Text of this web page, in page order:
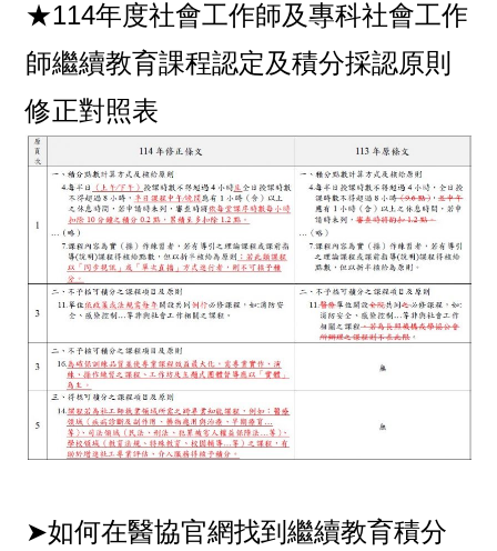
★114年度社會工作師及專科社會工作
師繼續教育課程認定及積分採認原則
修正對照表
➤如何在醫協官網找到繼續教育積分